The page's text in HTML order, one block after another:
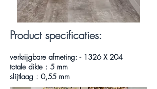
Product specificaties:
verkrijgbare afmeting: - 1326 X 204
totale dikte : 5 mm
slijtlaag : 0,55 mm